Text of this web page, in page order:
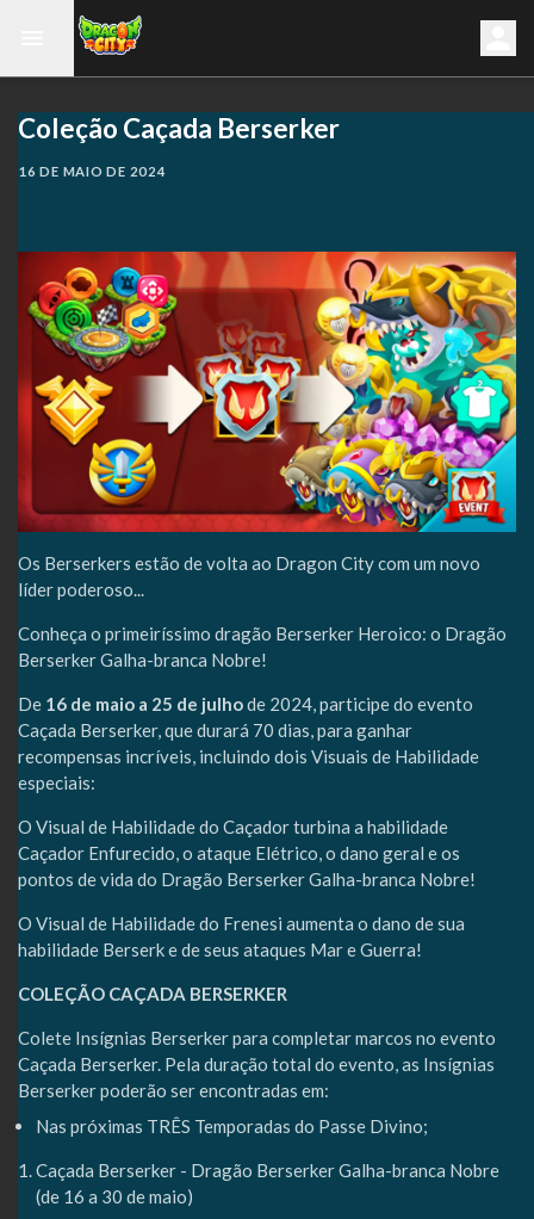
Coleção Caçada Berserker
16 DE MAIO DE 2024
Os Berserkers estão de volta ao Dragon City com um novo
líder poderoso...
Conheça o primeiríssimo dragão Berserker Heroico: o Dragão
Berserker Galha-branca Nobre!
De 16 de maio a 25 de julhode 2024, participe do evento
Caçada Berserker, que durará 70 dias, para ganhar
recompensas incríveis, incluindo dois Visuais de Habilidade
especiais:
O Visual de Habilidade do Caçador turbina a habilidade
Caçador Enfurecido, o ataque Elétrico, o dano geral e os
pontos de vida do Dragão Berserker Galha-branca Nobre!
O Visual de Habilidade do Frenesi aumenta o dano de sua
habilidade Berserk e de seus ataques Mar e Guerra!
COLEÇÃO CAÇADA BERSERKER
Colete Insígnias Berserker para completar marcos no evento
Caçada Berserker. Pela duração total do evento, as Insígnias
Berserker poderão ser encontradas em:
Nas próximas TRÊS Temporadas do Passe Divino;
Caçada Berserker - Dragão Berserker Galha-branca Nobre
(de 16 a 30 de maio)